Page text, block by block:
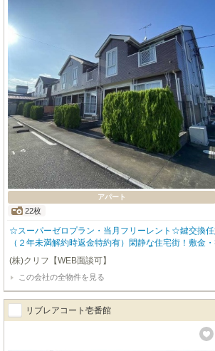
アパート
22枚
☆スーパーゼロプラン・当月フリーレント☆鍵交換
（２年未満解約時返金特約有）閑静な住宅街！敷金
ト無料！駐車場2台目相談可！小学校が近くて安心！！
(株)クリフ【WEB面談可】
この会社の全物件を見る
リブレアコート壱番館